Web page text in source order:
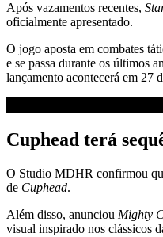
Após vazamentos recentes,
oficialmente apresentado.
O jogo aposta em combates
e se passa durante os últimos
lançamento acontecerá em 27
Cuphead terá
O Studio MDHR confirmou
de Cuphead.
Além disso, anunciou Mighty
visual inspirado nos clássicos